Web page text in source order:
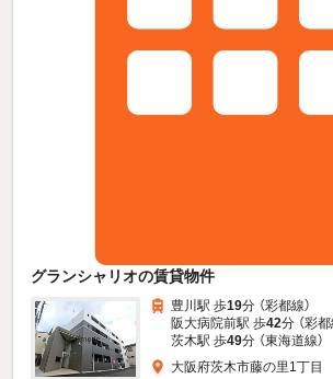
グランシャリオの賃貸物件
豊川駅 歩19分 （彩都線）
阪大病院前駅 歩42分 （彩都
茨木駅 歩49分 （東海道線）
大阪府茨木市藤の里1丁目